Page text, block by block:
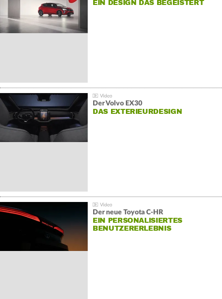
EIN DESIGN DAS BEGEISTERT
Der Volvo EX30
DAS EXTERIEURDESIGN
Der neue Toyota C-HR
EIN PERSONALISIERTES
BENUTZERERLEBNIS